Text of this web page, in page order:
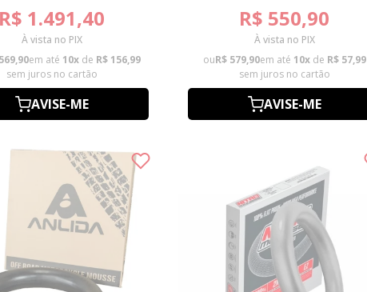
R$ 1.491,40
À vista no PIX
em até 10xde R$ 156,99
sem juros no cartão
AVISE-ME
R$ 550,90
À vista no PIX
ouR$ 579,90em até 10xde R$ 57,99
sem juros no cartão
AVISE-ME